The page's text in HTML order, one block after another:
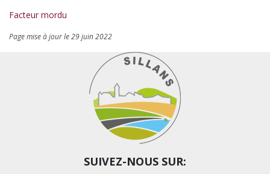
Facteur mordu
Page mise à jour le 29 juin 2022
SUIVEZ-NOUS SUR: